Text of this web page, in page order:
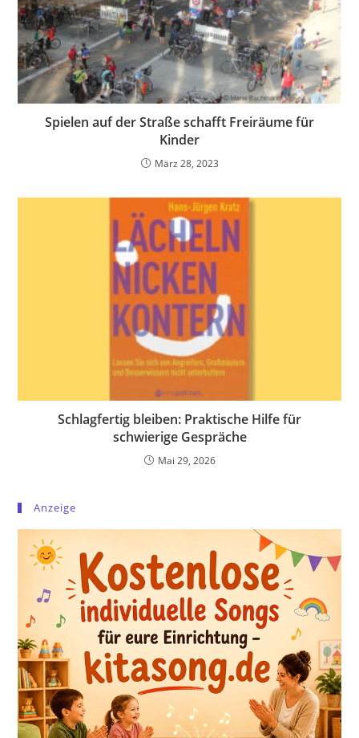
Spielen auf der Straße schafft Freiräume für
Kinder
März 28, 2023
Schlagfertig bleiben: Praktische Hilfe für
schwierige Gespräche
Mai 29, 2026
Anzeige